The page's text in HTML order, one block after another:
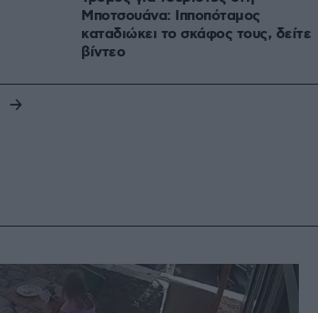
Μποτσουάνα: Ιπποπόταμος
καταδιώκει το σκάφος τους, δείτε
βίντεο